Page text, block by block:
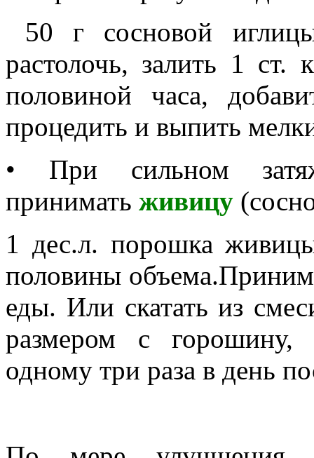
50 г сосновой
растолочь, залить 1 ст.
половиной часа,
процедить и выпить
• При сильном
принимать живицу
1 дес.л. порошка
половины
еды. Или скатать из
размером с горошину,
одному три раза в день